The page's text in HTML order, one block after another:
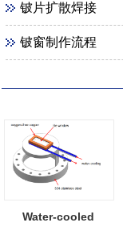
铍片扩散焊接
铍窗制作流程
Water-cooled